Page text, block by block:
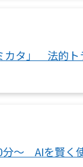
カタ」 法的
～ AIを賢く